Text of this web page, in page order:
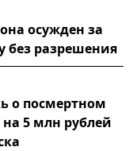
осужден за
без разрешения
о посмертном
5 млн рублей